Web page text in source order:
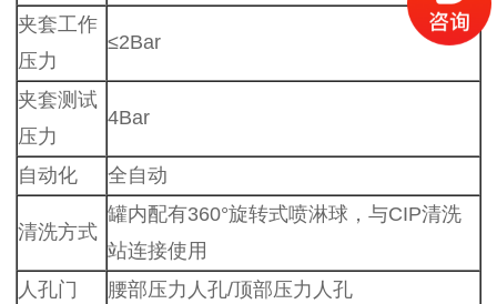
夹套工作
压力
≤2Bar
夹套测试
压力
4Bar
自动化 全自动
清洗方式
罐内配有360°旋转式喷淋球，与CIP清洗
站连接使用
人孔门
腰部压力人孔/顶部压力人孔